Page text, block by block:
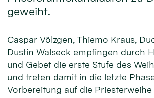
geweiht.
Caspar Völzgen, Thiemo Kraus,
Dustin Walseck empfingen durch
und Gebet die erste Stufe des
und treten damit in die letzte
Vorbereitung auf die Priesterweihe